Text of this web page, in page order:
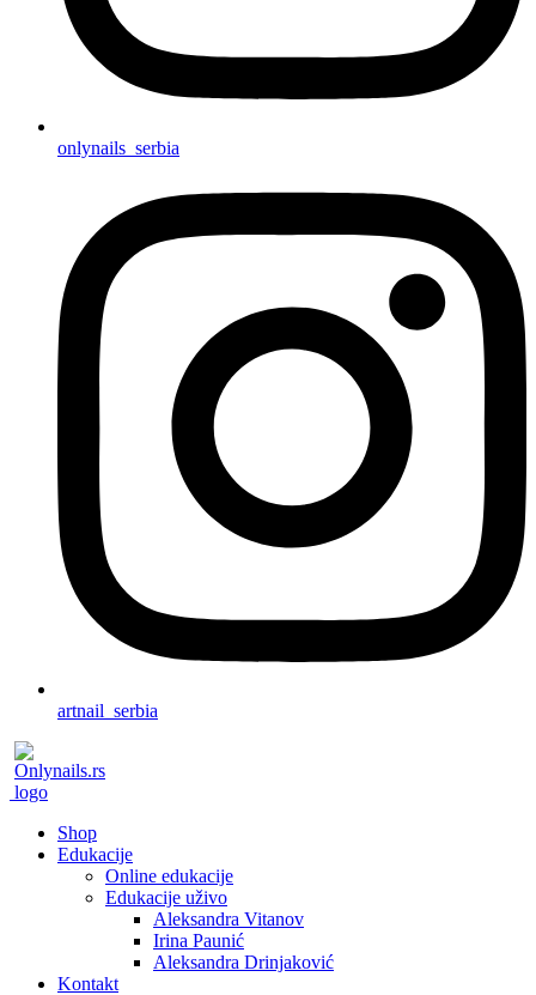
onlynails_serbia
artnail_serbia
Shop
Edukacije
Online edukacije
Edukacije uživo
Aleksandra Vitanov
Irina Paunić
Aleksandra Drinjaković
Kontakt